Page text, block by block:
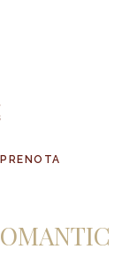
PRENOTA